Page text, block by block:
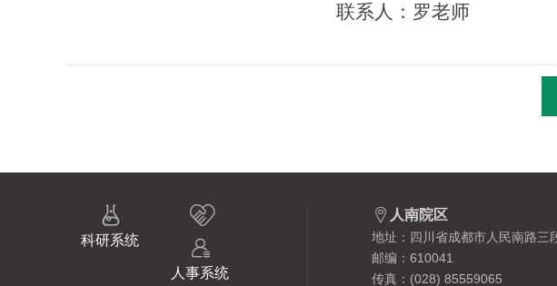
联系人：罗老师

科研系统


人事系统
 人南院区
地址：四川省成都市人民南路三
邮编：610041
传真：(028) 85559065